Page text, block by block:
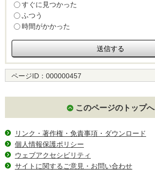
すぐに見つかった
ふつう
時間がかかった
ページID： 000000457
このページのトップへ
リンク・著作権・免責事項・ダウンロード
個人情報保護ポリシー
ウェブアクセシビリティ
サイトに関するご意見・お問い合わせ